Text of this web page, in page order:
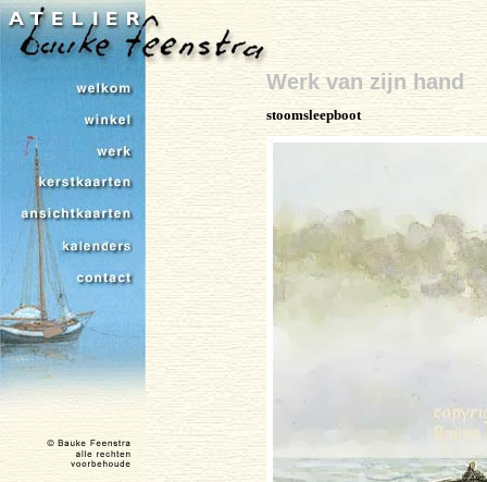
Werk van zijn hand
stoomsleepboot